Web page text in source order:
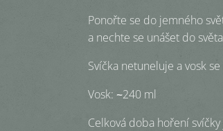
Ponořte se do jemného
a nechte se unášet do
Svíčka netuneluje a vosk
Vosk:~240 ml
Celková doba hoření